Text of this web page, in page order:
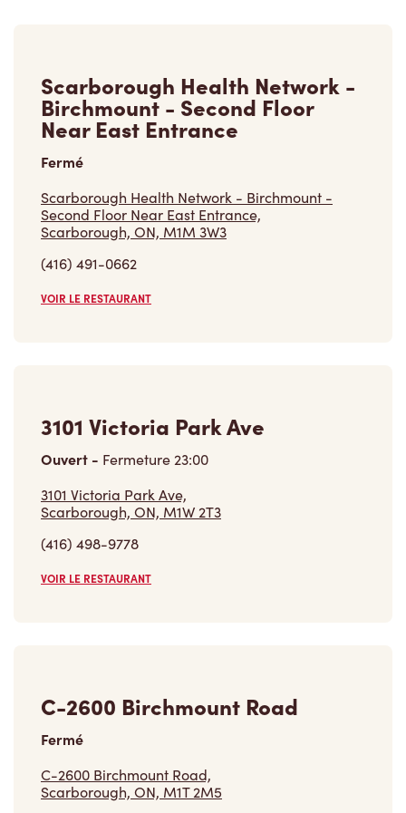
Scarborough Health Network -
Birchmount - Second Floor
Near East Entrance
Fermé
Scarborough Health Network - Birchmount -
Second Floor Near East Entrance,
Scarborough, ON, M1M 3W3
(416) 491-0662
VOIR LE RESTAURANT
3101 Victoria Park Ave
Ouvert - Fermeture23:00
3101 Victoria Park Ave,
Scarborough, ON, M1W 2T3
(416) 498-9778
VOIR LE RESTAURANT
C-2600 Birchmount Road
Fermé
C-2600 Birchmount Road,
Scarborough, ON, M1T 2M5